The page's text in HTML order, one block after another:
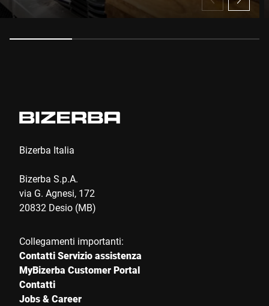
Bizerba Italia
Bizerba S.p.A.
via G. Agnesi, 172
20832 Desio (MB)
Collegamenti importanti:
Contatti Servizio assistenza
MyBizerba Customer Portal
Contatti
Jobs & Career